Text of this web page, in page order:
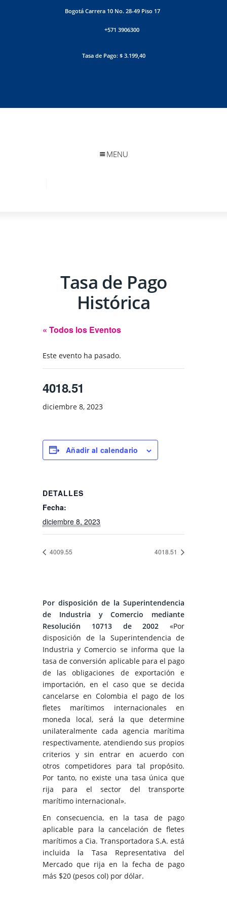
Bogotá Carrera 10 No. 28-49 Piso 17
+571 3906300
Tasa de Pago: $ 3.199,40
MENU
Tasa de Pago
Histórica
« Todos los Eventos
Este evento ha pasado.
4018.51
diciembre 8, 2023
Añadir al calendario
DETALLES
Fecha:
diciembre 8, 2023
4009.55 4018.51
Por disposición de la Superintendencia
de Industria y Comercio mediante
Resolución 10713 de 2002 «Por
disposición de la Superintendencia de
Industria y Comercio se informa que la
tasa de conversión aplicable para el pago
de las obligaciones de exportación e
importación, en el caso que se decida
cancelarse en Colombia el pago de los
fletes marítimos internacionales en
moneda local, será la que determine
unilateralmente cada agencia marítima
respectivamente, atendiendo sus propios
criterios y sin entrar en acuerdo con
otros competidores para tal propósito.
Por tanto, no existe una tasa única que
rija para el sector del transporte
marítimo internacional».
En consecuencia, en la tasa de pago
aplicable para la cancelación de fletes
marítimos a Cia. Transportadora S.A. está
incluida la Tasa Representativa del
Mercado que rija en la fecha de pago
más $20 (pesos col) por dólar.